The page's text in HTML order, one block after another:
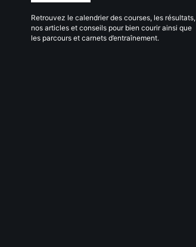
Retrouvez le calendrier des courses, les résultats,
nos articles et conseils pour bien courir ainsi que
les parcours et carnets d’entraînement.